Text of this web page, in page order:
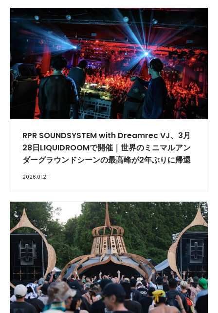
​RPR SOUNDSYSTEM with Dreamrec VJ、3月
28日LIQUIDROOMで開催｜世界のミニマルアン
ダーグラウンドシーンの最高峰が2年ぶりに帰還
2026.01.21